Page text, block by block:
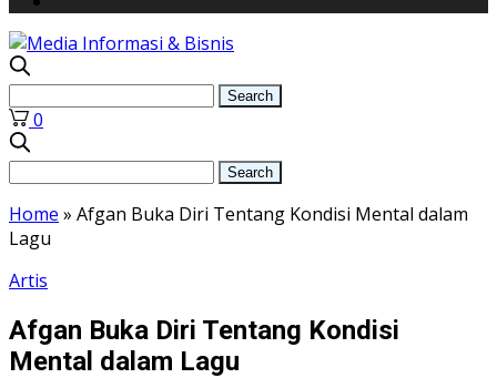
0
Home » Afgan Buka Diri Tentang Kondisi Mental dalam
Lagu
Artis
Afgan Buka Diri Tentang Kondisi
Mental dalam Lagu